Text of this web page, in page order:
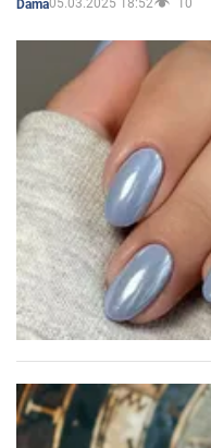
Dama05.03.2025 18:52 10